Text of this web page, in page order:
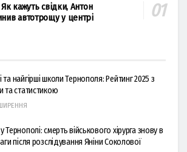
кажуть свідки, Антон
автотрощу у центрі
та найгірші школи Тернополя: Рейтинг 2025 з
та статистикою
Тернополі: смерть військового хірурга знову в
після розслідування Яніни Соколової